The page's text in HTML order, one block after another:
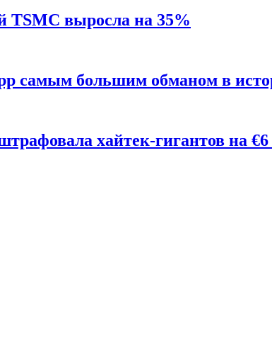
TSMC выросла на 35%
самым большим обманом в
хайтек-гигантов на